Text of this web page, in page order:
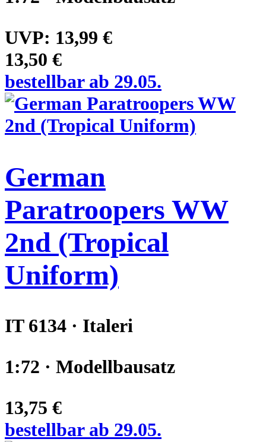
UVP: 13,99 €
13,50 €
bestellbar ab 29.05.
German
Paratroopers WW
2nd (Tropical
Uniform)
IT 6134 · Italeri
1:72 · Modellbausatz
13,75 €
bestellbar ab 29.05.